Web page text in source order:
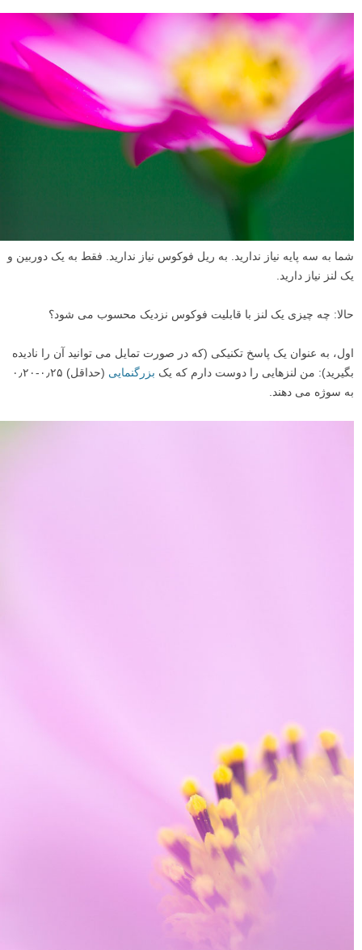
شما به سه پایه نیاز ندارید. به ریل فوکوس نیاز ندارید. فقط به یک دوربین و
یک لنز نیاز دارید.
حالا: چه چیزی یک لنز با قابلیت فوکوس نزدیک محسوب می شود؟
اول، به عنوان یک پاسخ تکنیکی (که در صورت تمایل می توانید آن را نادیده
بگیرید): من لنزهایی را دوست دارم که یک بزرگنمایی
(حداقل) ۰٫۲۵-۰٫۲۰
به سوژه می دهند.